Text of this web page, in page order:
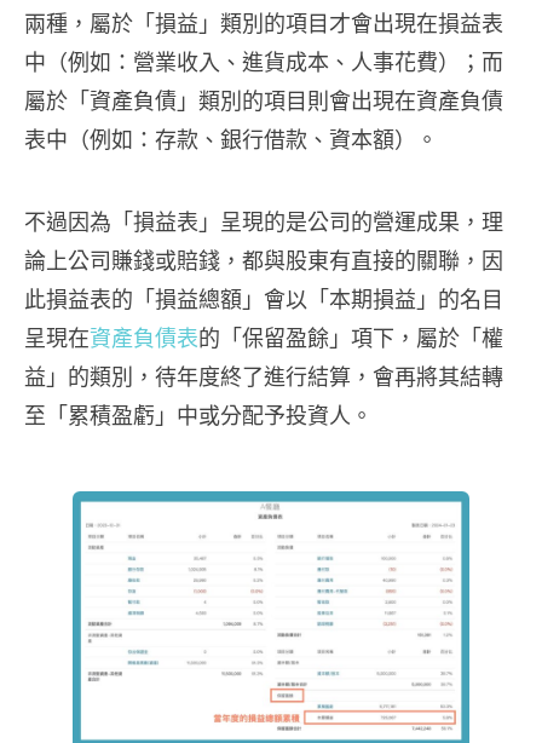
兩種，屬於「損益」類別的項目才會出現在損益表
中（例如：營業收入、進貨成本、人事花費）；而
屬於「資產負債」類別的項目則會出現在資產負債
表中（例如：存款、銀行借款、資本額）。
不過因為「損益表」呈現的是公司的營運成果，理
論上公司賺錢或賠錢，都與股東有直接的關聯，因
此損益表的「損益總額」會以「本期損益」的名目
呈現在資產負債表的「保留盈餘」項下，屬於「權
益」的類別，待年度終了進行結算，會再將其結轉
至「累積盈虧」中或分配予投資人。